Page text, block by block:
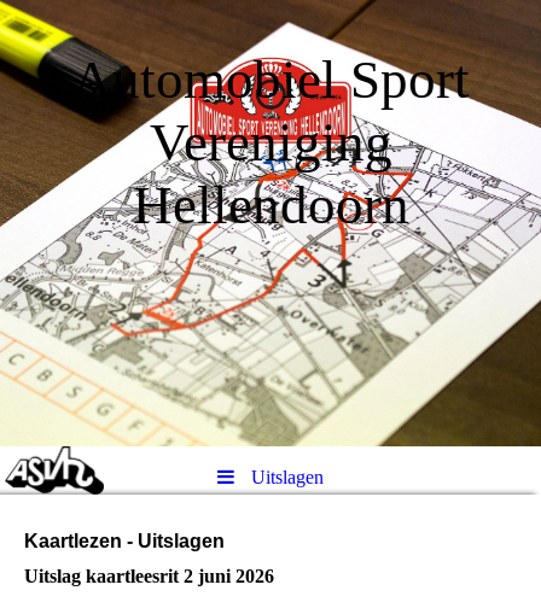
Automobiel Sport
Vereniging
Hellendoorn
Uitslagen
Kaartlezen - Uitslagen
Uitslag kaartleesrit 2 juni 2026